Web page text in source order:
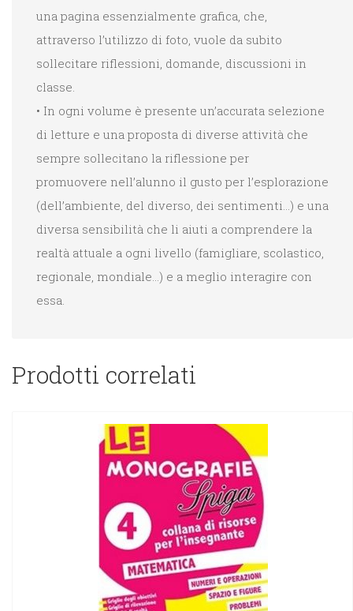
una pagina essenzialmente grafica, che,
attraverso l’utilizzo di foto, vuole da subito
sollecitare riflessioni, domande, discussioni in
classe.
• In ogni volume è presente un’accurata selezione
di letture e una proposta di diverse attività che
sempre sollecitano la riflessione per
promuovere nell’alunno il gusto per l’esplorazione
(dell’ambiente, del diverso, dei sentimenti…) e una
diversa sensibilità che li aiuti a comprendere la
realtà attuale a ogni livello (famigliare, scolastico,
regionale, mondiale…) e a meglio interagire con
essa.
Prodotti correlati